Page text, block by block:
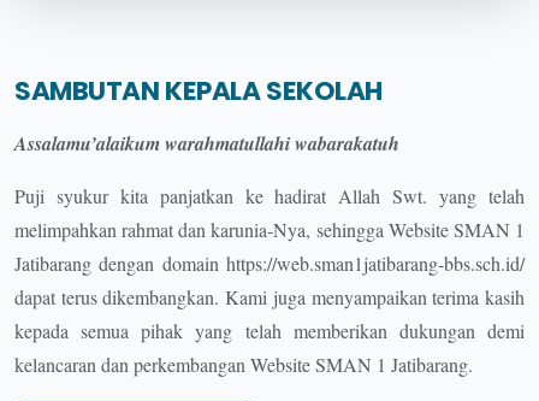
SAMBUTAN KEPALA SEKOLAH
Assalamu’alaikum warahmatullahi wabarakatuh
Puji syukur kita panjatkan ke hadirat Allah Swt. yang telah
melimpahkan rahmat dan karunia-Nya, sehingga Website SMAN 1
Jatibarang dengan domain https://web.sman1jatibarang-bbs.sch.id/
dapat terus dikembangkan. Kami juga menyampaikan terima kasih
kepada semua pihak yang telah memberikan dukungan demi
kelancaran dan perkembangan Website SMAN 1 Jatibarang.